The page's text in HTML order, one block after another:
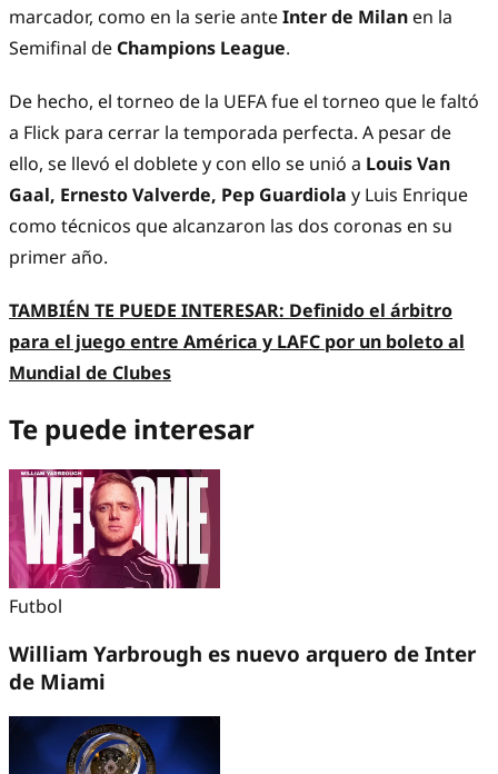
marcador, como en la serie anteInter de Milan en la
Semifinal de Champions League.
De hecho, el torneo de la UEFA fue el torneo que le faltó
a Flick para cerrar la temporada perfecta. A pesar de
ello, se llevó el doblete y con ello se unió a Louis Van
Gaal, Ernesto Valverde, Pep Guardiola y Luis Enrique
como técnicos que alcanzaron las dos coronas en su
primer año.
TAMBIÉN TE PUEDE INTERESAR: Definido el árbitro
para el juego entre América y LAFC por un boleto al
Mundial de Clubes
Te puede interesar
Futbol
William Yarbrough es nuevo arquero de Inter
de Miami